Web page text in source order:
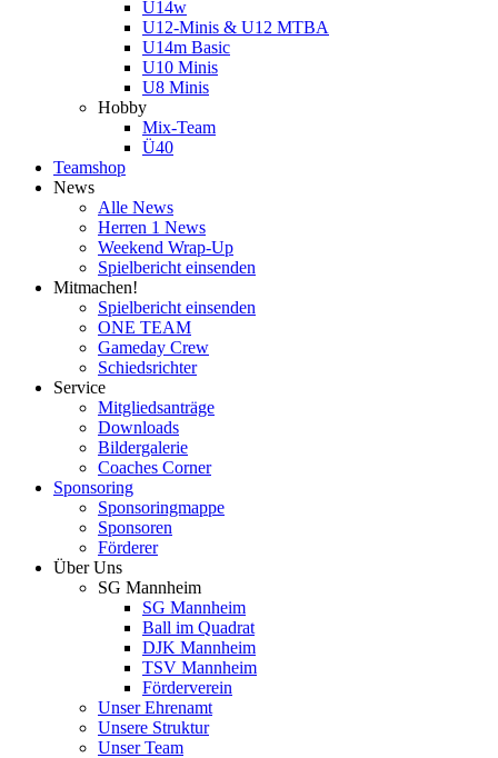
U14w
U12-Minis & U12 MTBA
U14m Basic
U10 Minis
U8 Minis
Hobby
Mix-Team
Ü40
Teamshop
News
Alle News
Herren 1 News
Weekend Wrap-Up
Spielbericht einsenden
Mitmachen!
Spielbericht einsenden
ONE TEAM
Gameday Crew
Schiedsrichter
Service
Mitgliedsanträge
Downloads
Bildergalerie
Coaches Corner
Sponsoring
Sponsoringmappe
Sponsoren
Förderer
Über Uns
SG Mannheim
SG Mannheim
Ball im Quadrat
DJK Mannheim
TSV Mannheim
Förderverein
Unser Ehrenamt
Unsere Struktur
Unser Team